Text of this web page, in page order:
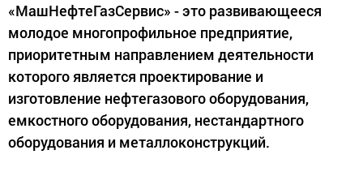
«МашНефтеГазСервис» - это развивающееся
молодое многопрофильное предприятие,
приоритетным направлением деятельности
которого является проектирование и
изготовление нефтегазового оборудования,
емкостного оборудования, нестандартного
оборудования и металлоконструкций.